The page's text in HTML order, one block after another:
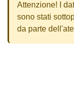
Attenzione! I
sono stati
da parte